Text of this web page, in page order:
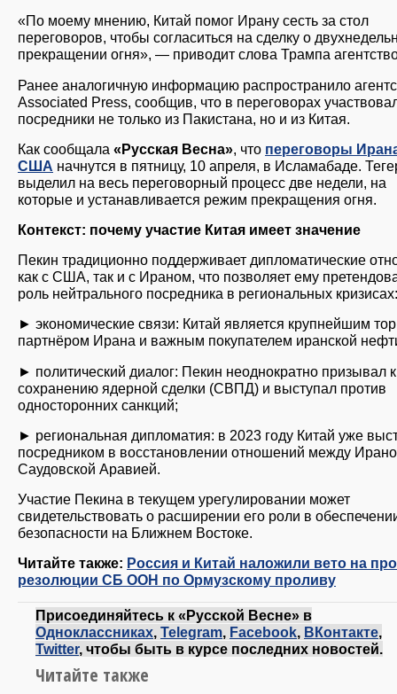
«По моему мнению, Китай помог Ирану сесть за стол
переговоров, чтобы согласиться на сделку о
прекращении огня», — приводит слова Трампа
Ранее аналогичную информацию распространило
Associated Press, сообщив, что в переговорах
посредники не только из Пакистана, но и из Китая.
Как сообщала «Русская Весна», что переговоры
США начнутся в пятницу, 10 апреля, в Исламабаде.
выделил на весь переговорный процесс две недели, на
которые и устанавливается режим прекращения огня.
Контекст: почему участие Китая имеет значение
Пекин традиционно поддерживает дипломатические
как с США, так и с Ираном, что позволяет ему
роль нейтрального посредника в региональных кризисах:
► экономические связи: Китай является крупнейшим
партнёром Ирана и важным покупателем иранской
► политический диалог: Пекин неоднократно призывал к
сохранению ядерной сделки (СВПД) и выступал против
односторонних санкций;
► региональная дипломатия: в 2023 году Китай уже
посредником в восстановлении отношений между
Саудовской Аравией.
Участие Пекина в текущем урегулировании может
свидетельствовать о расширении его роли в
безопасности на Ближнем Востоке.
Читайте также: Россия и Китай наложили вето на
резолюции СБ ООН по Ормузскому проливу
Присоединяйтесь к «Русской Весне» в
Одноклассниках, Telegram, Facebook, ВКонтакте,
Twitter, чтобы быть в курсе последних новостей.
Читайте также